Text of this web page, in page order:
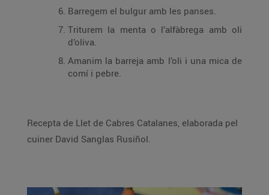
Barregem el bulgur amb les panses.
Triturem la menta o l’alfàbrega amb oli
d’oliva.
Amanim la barreja amb l’oli i una mica de
comí i pebre.
Recepta de Llet de Cabres Catalanes, elaborada pel
cuiner David Sanglas Rusiñol.